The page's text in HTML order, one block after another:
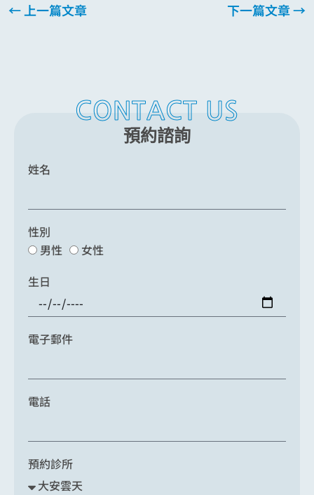
←上一篇文章 下一篇文章→
CONTACT US
預約諮詢
姓名
性別
男性
女性
生日
電子郵件
電話
預約診所